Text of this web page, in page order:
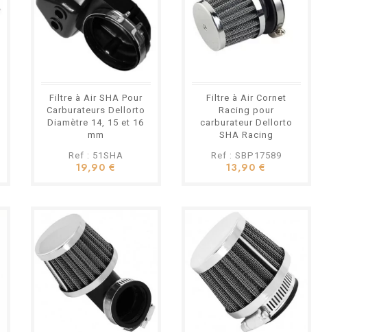
Filtre à Air SHA Pour
Carburateurs Dellorto
Diamètre 14, 15 et 16
mm
Ref : 51SHA
19,90 €
Filtre à Air Cornet
Racing pour
carburateur Dellorto
SHA Racing
Ref : SBP17589
13,90 €